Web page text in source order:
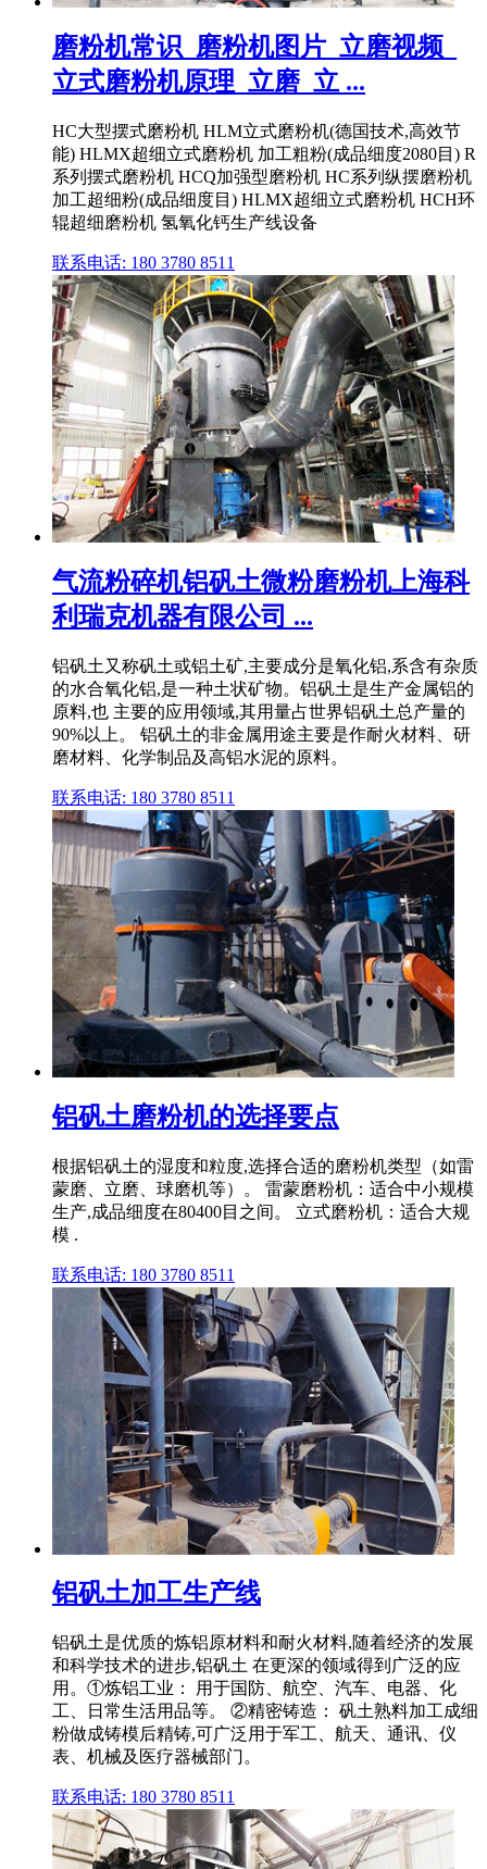
磨粉机常识_磨粉机图片_立磨视频_
立式磨粉机原理_立磨_立 ...
HC大型摆式磨粉机 HLM立式磨粉机(德国技术,高效节
能) HLMX超细立式磨粉机 加工粗粉(成品细度2080目) R
系列摆式磨粉机 HCQ加强型磨粉机 HC系列纵摆磨粉机
加工超细粉(成品细度目) HLMX超细立式磨粉机 HCH环
辊超细磨粉机 氢氧化钙生产线设备
联系电话: 180 3780 8511
气流粉碎机铝矾土微粉磨粉机上海科
利瑞克机器有限公司 ...
铝矾土又称矾土或铝土矿,主要成分是氧化铝,系含有杂质
的水合氧化铝,是一种土状矿物。铝矾土是生产金属铝的
原料,也 主要的应用领域,其用量占世界铝矾土总产量的
90%以上。 铝矾土的非金属用途主要是作耐火材料、研
磨材料、化学制品及高铝水泥的原料。
联系电话: 180 3780 8511
铝矾土磨粉机的选择要点
根据铝矾土的湿度和粒度,选择合适的磨粉机类型（如雷
蒙磨、立磨、球磨机等）。 雷蒙磨粉机：适合中小规模
生产,成品细度在80400目之间。 立式磨粉机：适合大规
模 .
联系电话: 180 3780 8511
铝矾土加工生产线
铝矾土是优质的炼铝原材料和耐火材料,随着经济的发展
和科学技术的进步,铝矾土 在更深的领域得到广泛的应
用。①炼铝工业： 用于国防、航空、汽车、电器、化
工、日常生活用品等。 ②精密铸造： 矾土熟料加工成细
粉做成铸模后精铸,可广泛用于军工、航天、通讯、仪
表、机械及医疗器械部门。
联系电话: 180 3780 8511